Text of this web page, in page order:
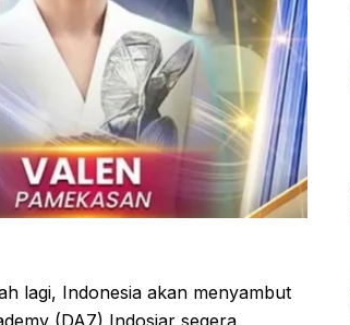
lagi, Indonesia akan menyambut
(DA7) Indosiar segera